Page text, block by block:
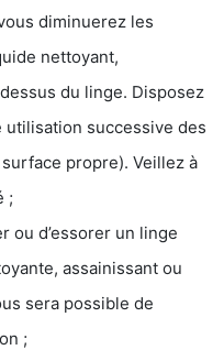
diminuerez les
nettoyant,
du linge. Disposez
successive des
propre). Veillez à
;
ou d’essorer un linge
assainissant ou
sera possible de
;